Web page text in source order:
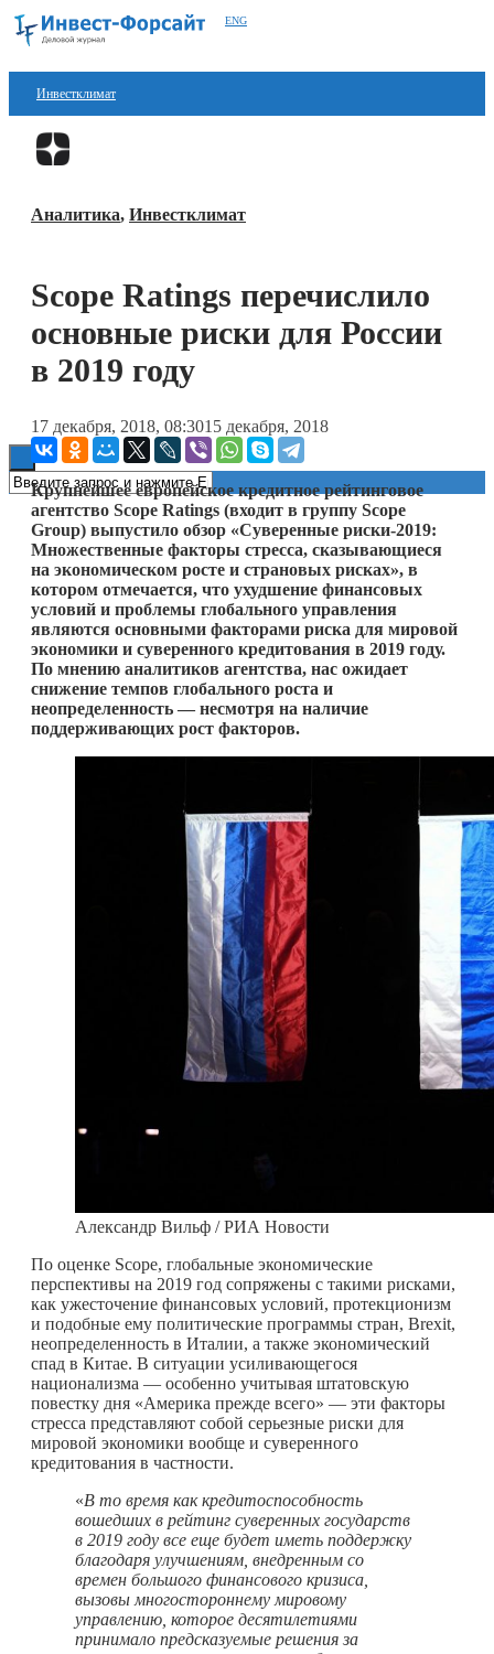
ENG
Инвестклимат
Финансы
Блокчейн
Технологии
ESG
Аналитика, Инвестклимат
Scope Ratings перечислило
основные риски для России
в 2019 году
17 декабря, 2018, 08:3015 декабря, 2018
Крупнейшее европейское кредитное рейтинговое
агентство Scope Ratings (входит в группу Scope
Group) выпустило обзор «Суверенные риски-2019:
Множественные факторы стресса, сказывающиеся
на экономическом росте и страновых рисках», в
котором отмечается, что ухудшение финансовых
условий и проблемы глобального управления
являются основными факторами риска для мировой
экономики и суверенного кредитования в 2019 году.
По мнению аналитиков агентства, нас ожидает
снижение темпов глобального роста и
неопределенность — несмотря на наличие
поддерживающих рост факторов.
Александр Вильф / РИА Новости
По оценке Scope, глобальные экономические
перспективы на 2019 год сопряжены с такими рисками,
как ужесточение финансовых условий, протекционизм
и подобные ему политические программы стран, Brexit,
неопределенность в Италии, а также экономический
спад в Китае. В ситуации усиливающегося
национализма — особенно учитывая штатовскую
повестку дня «Америка прежде всего» — эти факторы
стресса представляют собой серьезные риски для
мировой экономики вообще и суверенного
кредитования в частности.
«В то время как кредитоспособность
вошедших в рейтинг суверенных государств
в 2019 году все еще будет иметь поддержку
благодаря улучшениям, внедренным со
времен большого финансового кризиса,
вызовы многостороннему мировому
управлению, которое десятилетиями
принимало предсказуемые решения за